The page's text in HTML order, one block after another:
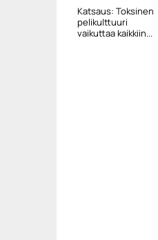
Katsaus: Toksinen
pelikulttuuri
vaikuttaa kaikkiin...